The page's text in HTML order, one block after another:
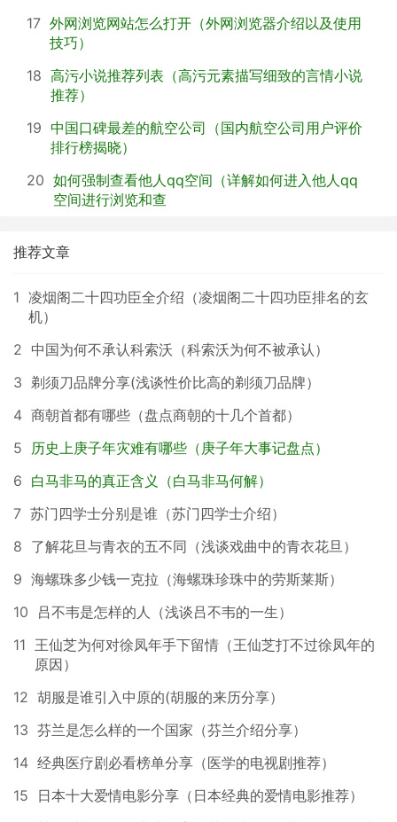
17 外网浏览网站怎么打开（外网浏览器介绍以及使用
技巧）
18 高污小说推荐列表（高污元素描写细致的言情小说
推荐）
19 中国口碑最差的航空公司（国内航空公司用户评价
排行榜揭晓）
20 如何强制查看他人qq空间（详解如何进入他人qq
空间进行浏览和查
推荐文章
1 凌烟阁二十四功臣全介绍（凌烟阁二十四功臣排名的玄
机）
2 中国为何不承认科索沃（科索沃为何不被承认）
3 剃须刀品牌分享(浅谈性价比高的剃须刀品牌）
4 商朝首都有哪些（盘点商朝的十几个首都）
5
历史上庚子年灾难有哪些（庚子年大事记盘点）
6 白马非马的真正含义（白马非马何解）
7 苏门四学士分别是谁（苏门四学士介绍）
8 了解花旦与青衣的五不同（浅谈戏曲中的青衣花旦）
9 海螺珠多少钱一克拉（海螺珠珍珠中的劳斯莱斯）
10
吕不韦是怎样的人（浅谈吕不韦的一生）
11 王仙芝为何对徐凤年手下留情（王仙芝打不过徐凤年的
原因）
12 胡服是谁引入中原的(胡服的来历分享）
13 芬兰是怎么样的一个国家（芬兰介绍分享）
14 经典医疗剧必看榜单分享（医学的电视剧推荐）
15
日本十大爱情电影分享（日本经典的爱情电影推荐）